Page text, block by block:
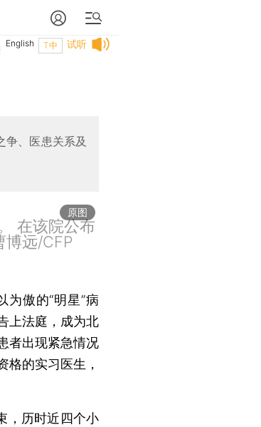
试听
T中
English
争、医患关系及
原图
在该院公布
博远/CFP
为傲的“明星”病
上法庭，成为北
者出现紧急情况
格的实习医生，
历时近四个小